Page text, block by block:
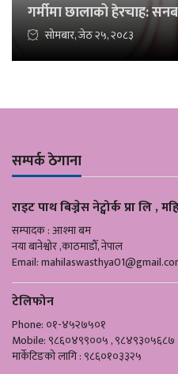
गर्मीमा छालाको हेरचाह:
सोमबार, जेठ २५, २०८३
सम्पर्क ठेगाना
राइट पाथ बिज्नेस नेट्वोर्क प्रा लि ,
सम्पादक : आश्मा बम
नया बानेश्वोर ,काठमाडौँ, नेपाल
Email:
टेलिफोन
Phone: ०१-४५२७५०१
Mobile: ९८६०४९९००५ , ९८४९३०५६८७
मार्केटिङको लागि : ९८६०१०३३२५